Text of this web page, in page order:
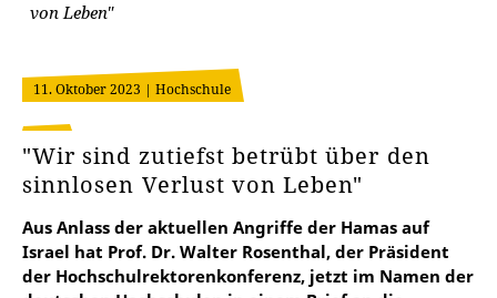
von Leben"
11. Oktober 2023 | Hochschule
"Wir sind zutiefst betrübt über den
sinnlosen Verlust von Leben"
Aus Anlass der aktuellen Angriffe der Hamas auf
Israel hat Prof. Dr. Walter Rosenthal, der Präsident
der Hochschulrektorenkonferenz, jetzt im Namen der